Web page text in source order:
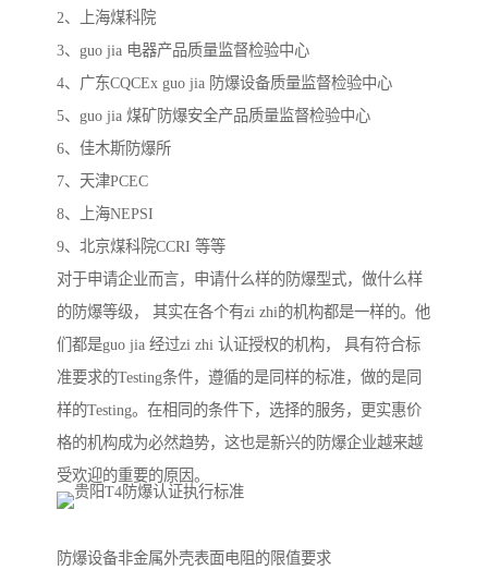
2、上海煤科院
3、guo jia 电器产品质量监督检验中心
4、广东CQCEx guo jia 防爆设备质量监督检验中心
5、guo jia 煤矿防爆安全产品质量监督检验中心
6、佳木斯防爆所
7、天津PCEC
8、上海NEPSI
9、北京煤科院CCRI 等等
对于申请企业而言，申请什么样的防爆型式，做什么样
的防爆等级， 其实在各个有zi zhi的机构都是一样的。他
们都是guo jia 经过zi zhi 认证授权的机构， 具有符合标
准要求的Testing条件，遵循的是同样的标准，做的是同
样的Testing。在相同的条件下，选择的服务，更实惠价
格的机构成为必然趋势，这也是新兴的防爆企业越来越
受欢迎的重要的原因。
防爆设备非金属外壳表面电阻的限值要求